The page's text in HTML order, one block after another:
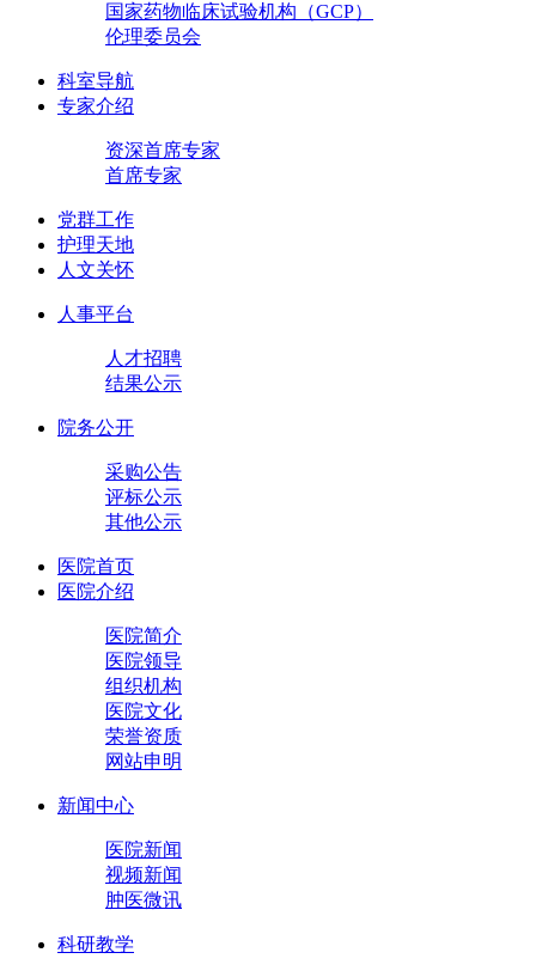
国家药物临床试验机构（GCP）
伦理委员会
科室导航
专家介绍
资深首席专家
首席专家
党群工作
护理天地
人文关怀
人事平台
人才招聘
结果公示
院务公开
采购公告
评标公示
其他公示
医院首页
医院介绍
医院简介
医院领导
组织机构
医院文化
荣誉资质
网站申明
新闻中心
医院新闻
视频新闻
肿医微讯
科研教学